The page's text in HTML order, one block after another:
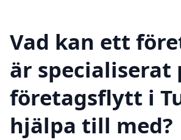
Vad kan ett
är specialiserat
företagsflytt i
hjälpa till med?